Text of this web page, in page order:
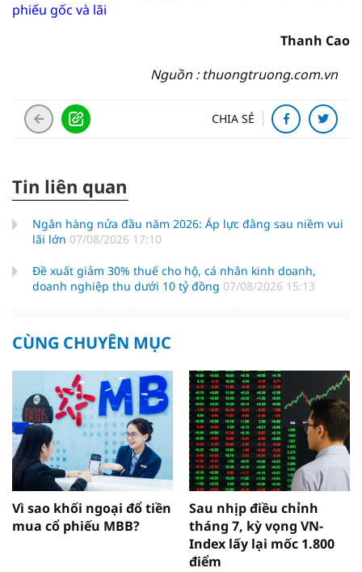
phiếu gốc và lãi
Thanh Cao
Nguồn : thuongtruong.com.vn
CHIA SẺ
Tin liên quan
Ngân hàng nửa đầu năm 2026: Áp lực đằng sau niềm vui
lãi lớn 07/08/2026 17:10
Đề xuất giảm 30% thuế cho hộ, cá nhân kinh doanh,
doanh nghiệp thu dưới 10 tỷ đồng 07/08/2026 15:13
CÙNG CHUYÊN MỤC
Vì sao khối ngoại đổ tiền
mua cổ phiếu MBB?
Sau nhịp điều chỉnh
tháng 7, kỳ vọng VN-
Index lấy lại mốc 1.800
điểm